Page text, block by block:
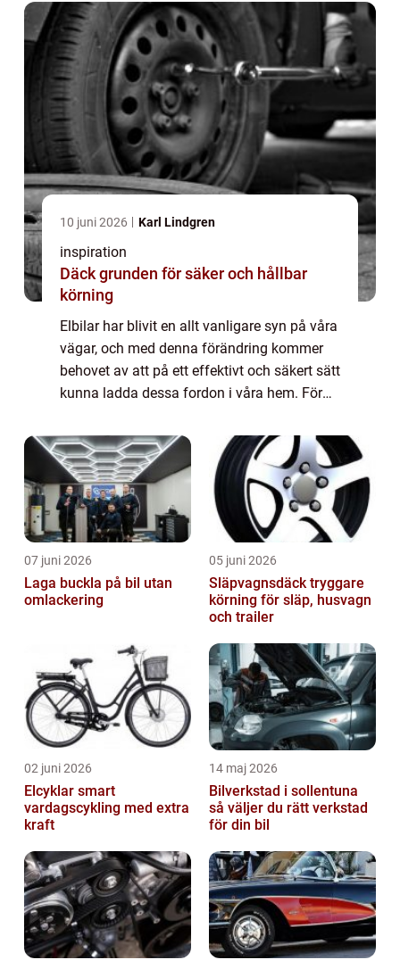
10 juni 2026 Karl Lindgren
inspiration
Däck grunden för säker och hållbar
körning
Elbilar har blivit en allt vanligare syn på våra
vägar, och med denna förändring kommer
behovet av att på ett effektivt och säkert sätt
kunna ladda dessa fordon i våra hem. För
07 juni 2026
Laga buckla på bil utan
omlackering
05 juni 2026
Släpvagnsdäck tryggare
körning för släp, husvagn
och trailer
02 juni 2026
Elcyklar smart
vardagscykling med extra
kraft
14 maj 2026
Bilverkstad i sollentuna
så väljer du rätt verkstad
för din bil